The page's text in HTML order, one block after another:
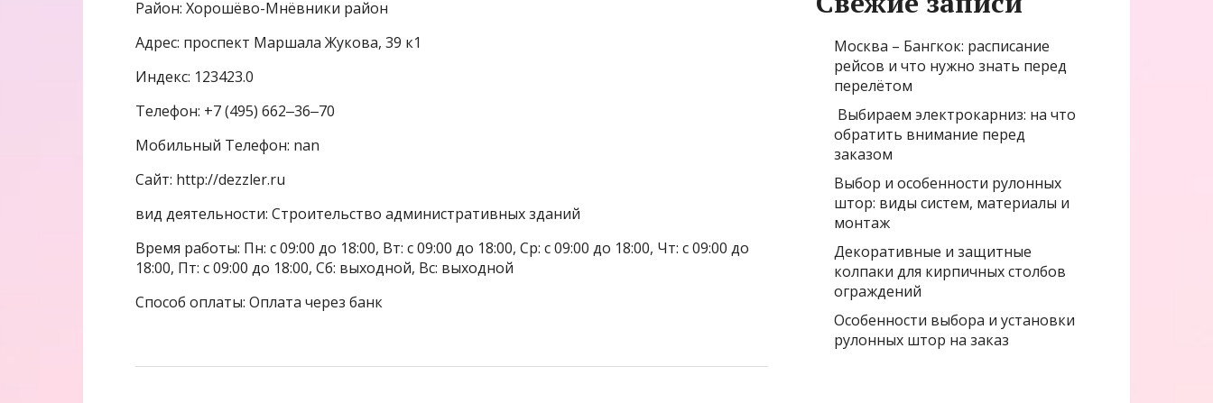
Район: Хорошёво-Мнёвники район
Адрес: проспект Маршала Жукова, 39 к1
Индекс: 123423.0
Телефон: +7 (495) 662‒36‒70
Мобильный Телефон: nan
Сайт: http://dezzler.ru
вид деятельности: Строительство административных зданий
Время работы: Пн: с 09:00 до 18:00, Вт: с 09:00 до 18:00, Ср: с 09:00 до 18:00, Чт: с 09:00 до
18:00, Пт: с 09:00 до 18:00, Сб: выходной, Вс: выходной
Способ оплаты: Оплата через банк
Москва – Бангкок: расписание
рейсов и что нужно знать перед
перелётом
Выбираем электрокарниз: на что
обратить внимание перед
заказом
Выбор и особенности рулонных
штор: виды систем, материалы и
монтаж
Декоративные и защитные
колпаки для кирпичных столбов
ограждений
Особенности выбора и установки
рулонных штор на заказ